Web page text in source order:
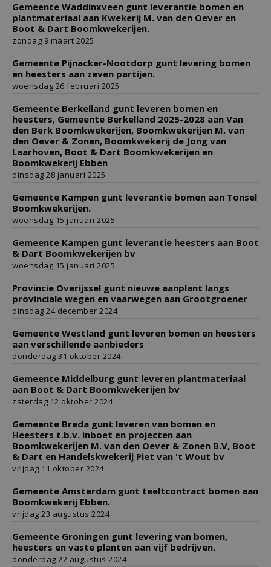
Gemeente Waddinxveen gunt leverantie bomen en
plantmateriaal aan Kwekerij M. van den Oever en
Boot & Dart Boomkwekerijen.
zondag 9 maart 2025
Gemeente Pijnacker-Nootdorp gunt levering bomen
en heesters aan zeven partijen.
woensdag 26 februari 2025
Gemeente Berkelland gunt leveren bomen en
heesters, Gemeente Berkelland 2025-2028 aan Van
den Berk Boomkwekerijen, Boomkwekerijen M. van
den Oever & Zonen, Boomkwekerij de Jong van
Laarhoven, Boot & Dart Boomkwekerijen en
Boomkwekerij Ebben
dinsdag 28 januari 2025
Gemeente Kampen gunt leverantie bomen aan Tonsel
Boomkwekerijen.
woensdag 15 januari 2025
Gemeente Kampen gunt leverantie heesters aan Boot
& Dart Boomkwekerijen bv
woensdag 15 januari 2025
Provincie Overijssel gunt nieuwe aanplant langs
provinciale wegen en vaarwegen aan Grootgroener
dinsdag 24 december 2024
Gemeente Westland gunt leveren bomen en heesters
aan verschillende aanbieders
donderdag 31 oktober 2024
Gemeente Middelburg gunt leveren plantmateriaal
aan Boot & Dart Boomkwekerijen bv
zaterdag 12 oktober 2024
Gemeente Breda gunt leveren van bomen en
Heesters t.b.v. inboet en projecten aan
Boomkwekerijen M. van den Oever & Zonen B.V, Boot
& Dart en Handelskwekerij Piet van 't Wout bv
vrijdag 11 oktober 2024
Gemeente Amsterdam gunt teeltcontract bomen aan
Boomkwekerij Ebben.
vrijdag 23 augustus 2024
Gemeente Groningen gunt levering van bomen,
heesters en vaste planten aan vijf bedrijven.
donderdag 22 augustus 2024